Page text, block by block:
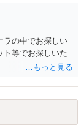
ラの中でお探しい
ト等でお探しいた